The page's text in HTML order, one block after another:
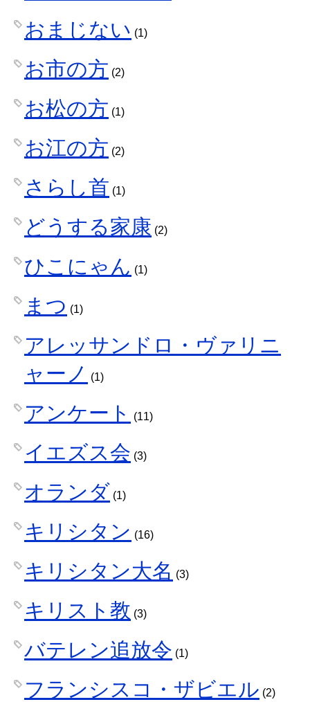
おまじない (1)
お市の方 (2)
お松の方 (1)
お江の方 (2)
さらし首 (1)
どうする家康 (2)
ひこにゃん (1)
まつ (1)
アレッサンドロ・ヴァリニ
ャーノ
(1)
アンケート (11)
イエズス会 (3)
オランダ (1)
キリシタン (16)
キリシタン大名 (3)
キリスト教 (3)
バテレン追放令 (1)
フランシスコ・ザビエル (2)